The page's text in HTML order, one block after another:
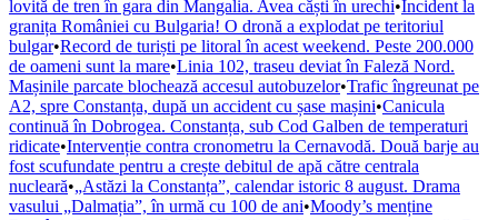
lovită de tren în gara din Mangalia. Avea căști în urechi•Incident la
granița României cu Bulgaria! O dronă a explodat pe teritoriul
bulgar•Record de turiști pe litoral în acest weekend. Peste 200.000
de oameni sunt la mare•Linia 102, traseu deviat în Faleză Nord.
Mașinile parcate blochează accesul autobuzelor•Trafic îngreunat pe
A2, spre Constanța, după un accident cu șase mașini•Canicula
continuă în Dobrogea. Constanța, sub Cod Galben de temperaturi
ridicate•Intervenție contra cronometru la Cernavodă. Două barje au
fost scufundate pentru a crește debitul de apă către centrala
nucleară•„Astăzi la Constanța”, calendar istoric 8 august. Drama
vasului „Dalmația”, în urmă cu 100 de ani•Moody’s menține